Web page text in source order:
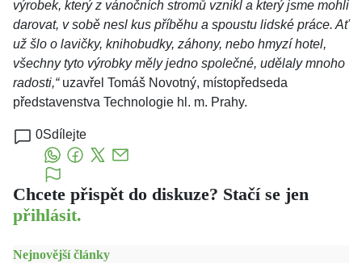
výrobek, který z vánočních stromů vznikl a který jsme mohli
darovat, v sobě nesl kus příběhu a spoustu lidské práce. Ať
už šlo o lavičky, knihobudky, záhony, nebo hmyzí hotel,
všechny tyto výrobky měly jedno společné, udělaly mnoho
radosti,“uzavřel Tomáš Novotný, místopředseda
představenstva Technologie hl. m. Prahy.
0Sdílejte
Chcete přispět do diskuze? Stačí se jen
přihlásit.
Nejnovější články